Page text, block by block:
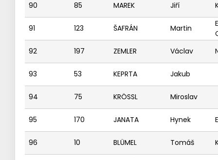
90 85 MAREK Jiří
91 123 ŠAFRÁN Martin
92
197 ZEMLER Václav
93 53 KEPRTA Jakub
94 75 KRÖSSL Miroslav
95 170 JANATA Hynek
96 10 BLÜMEL Tomáš